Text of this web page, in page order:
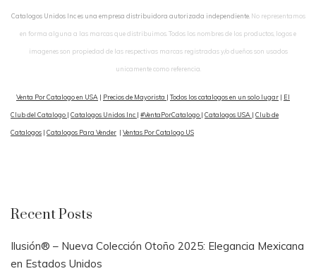
Catalogos Unidos Inc es una empresa distribuidora autorizada independiente. No representamos
en forma alguna a las marcas que distribuimos. Todos los nombres de los productos, logos e
imagenes son propiedad de las respectivas marcas registradas y/o dueños son usados
unicamente como referencia.
Venta Por Catalogo en USA | Precios de Mayorista | Todos los catalogos en un solo lugar | El
Club del Catalogo | Catalogos Unidos Inc | #VentaPorCatalogo | Catalogos USA | Club de
Catalogos | Catalogos Para Vender | Ventas Por Catalogo US
Recent Posts
Ilusión® – Nueva Colección Otoño 2025: Elegancia Mexicana
en Estados Unidos